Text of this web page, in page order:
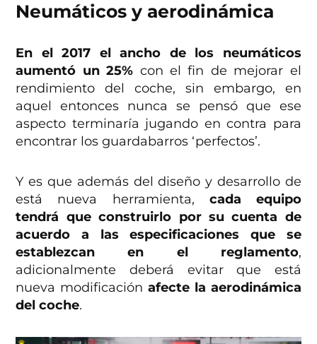
Neumáticos y aerodinámica
En el 2017 el ancho de los neumáticos
aumentó un 25% con el fin de mejorar el
rendimiento del coche, sin embargo, en
aquel entonces nunca se pensó que ese
aspecto terminaría jugando en contra para
encontrar los guardabarros ‘perfectos’.
Y es que además del diseño y desarrollo de
está nueva herramienta, cada equipo
tendrá que construirlo por su cuenta de
acuerdo a las especificaciones que se
establezcan en el reglamento,
adicionalmente deberá evitar que está
nueva modificación afecte la aerodinámica
del coche.